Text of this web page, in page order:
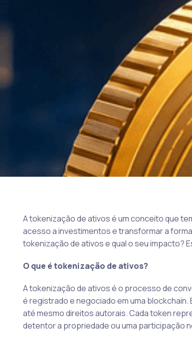
A tokenização de ativos é um conceito que
acesso a investimentos e transformar a
tokenização de ativos e qual o seu impacto?
O que é tokenização de ativos?
A tokenização de ativos é o processo de
é registrado e negociado em uma
até mesmo direitos autorais. Cada token
detentor a propriedade ou uma participação